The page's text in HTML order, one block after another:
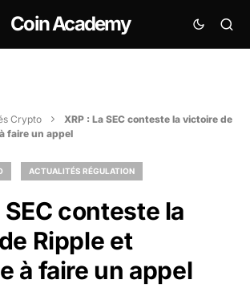
Coin Academy
Crypto
XRP : La SEC conteste la victoire de
faire un appel
ACTUALITÉS RÉGULATION
SEC conteste la
Ripple et
à faire un appel